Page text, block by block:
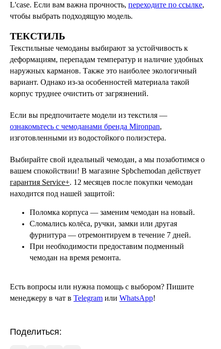
L'case. Если вам важна прочность, переходите по ссылке,
чтобы выбрать подходящую модель.
ТЕКСТИЛЬ
Текстильные чемоданы выбирают за устойчивость к
деформациям, перепадам температур и наличие удобных
наружных карманов. Также это наиболее экологичный
вариант. Однако из-за особенностей материала такой
корпус труднее очистить от загрязнений.
Если вы предпочитаете модели из текстиля —
ознакомьтесь с чемоданами бренда Mironpan,
изготовленными из водостойкого полиэстера.
Выбирайте свой идеальный чемодан, а мы позаботимся о
вашем спокойствии! В магазине Spbchemodan действует
гарантия Service+. 12 месяцев после покупки чемодан
находится под нашей защитой:
Поломка корпуса — заменим чемодан на новый.
Сломались колёса, ручки, замки или другая
фурнитура — отремонтируем в течение 7 дней.
При необходимости предоставим подменный
чемодан на время ремонта.
Есть вопросы или нужна помощь с выбором? Пишите
менеджеру в чат в Telegram или WhatsApp!
Поделиться:
Выбор опытных путешественников
Также рекомендуем
← →
Больше статей
Благодаря этому она не ломается во
Болтается выдвижная ручка?
Требования к размеру и весу ручной клади
Нормы габаритов ручной